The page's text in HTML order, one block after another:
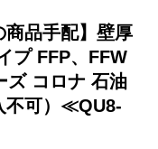
商品手配】壁厚
プ FFP、FFW
ズ コロナ 石油
不可）≪QU8-